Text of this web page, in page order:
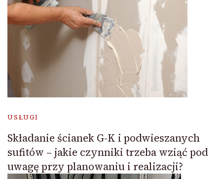
USŁUGI
Składanie ścianek G-K i podwieszanych
sufitów – jakie czynniki trzeba wziąć pod
uwagę przy planowaniu i realizacji?